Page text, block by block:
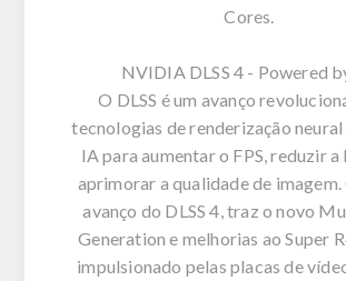
Cores.
NVIDIA DLSS 4 - Powered
O DLSS é um avanço
tecnologias de renderização
IA para aumentar o FPS, reduzir a
aprimorar a qualidade de
avanço do DLSS 4, traz o novo
Generation e melhorias ao Super
impulsionado pelas placas de